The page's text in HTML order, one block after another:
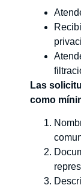
Las
como